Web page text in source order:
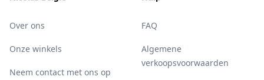
Over ons
Onze winkels
Neem contact met ons op
FAQ
Algemene
verkoopsvoorwaarden